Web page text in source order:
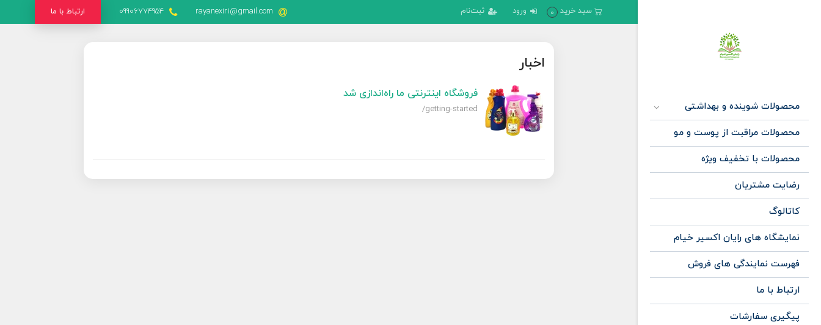
سبد خرید 0 ورود ثبت‌نام rayanexir1@gmail.com
09906774954 ارتباط با ما
محصولات شوینده و بهداشتی
محصولات مراقبت از پوست و مو
محصولات با تخفیف ویژه
رضایت مشتریان
کاتالوگ
نمایشگاه های رایان اکسیر خیام
فهرست نمایندگی های فروش
ارتباط با ما
پیگیری سفارشات
اخبار
فروشگاه اینترنتی ما راه‌اندازی شد
/getting-started